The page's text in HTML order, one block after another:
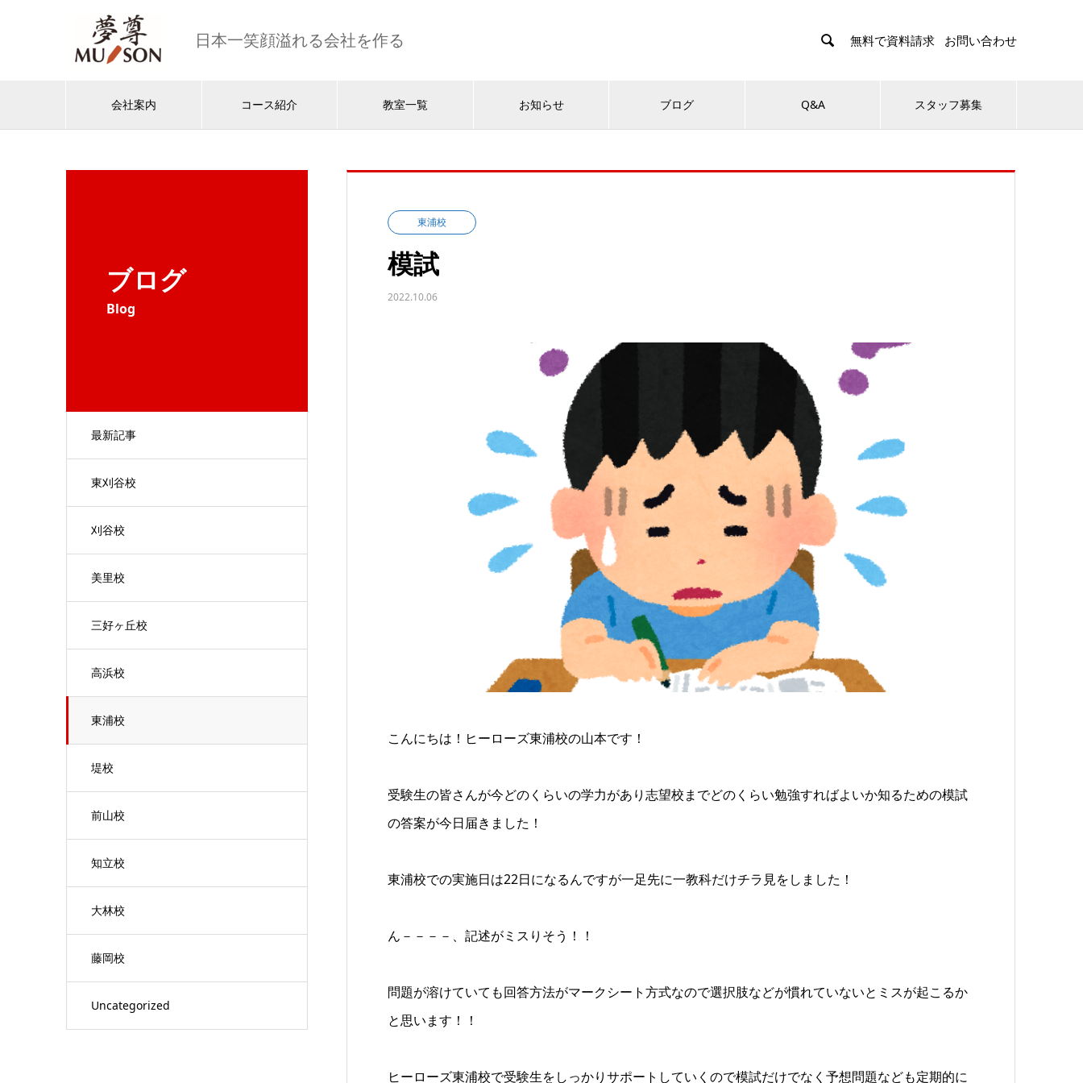
日本一笑顔溢れる会社を作る  無料で資料請求 お問い合わせ
会社案内 コース紹介 教室一覧 お知らせ ブログ Q&A スタッフ募集
ブログ
Blog
最新記事
東刈谷校
刈谷校
美里校
三好ヶ丘校
高浜校
東浦校
堤校
前山校
知立校
大林校
藤岡校
Uncategorized
東浦校
模試
2022.10.06
こんにちは！ヒーローズ東浦校の山本です！
受験生の皆さんが今どのくらいの学力があり志望校までどのくらい勉強すればよいか知るための模試
の答案が今日届きました！
東浦校での実施日は22日になるんですが一足先に一教科だけチラ見をしました！
ん－－－－、記述がミスりそう！！
問題が溶けていても回答方法がマークシート方式なので選択肢などが慣れていないとミスが起こるか
と思います！！
ヒーローズ東浦校で受験生をしっかりサポートしていくので模試だけでなく予想問題なども定期的に